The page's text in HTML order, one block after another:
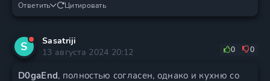
Ответить Цитировать
S
Sasatriji
13 августа 2024 20:12
0 0
D0gaEnd, полностью согласен, однако и кухню со